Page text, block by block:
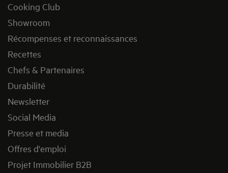
Cooking Club
Showroom
Récompenses et reconnaissances
Recettes
Chefs & Partenaires
Durabilité
Newsletter
Social Media
Presse et media
Offres d'emploi
Projet Immobilier B2B